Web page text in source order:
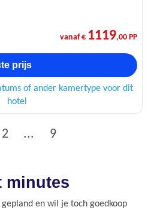
vanaf € 1119,00 PP
prijs
of ander kamertype voor dit
hotel
2 ... 9
minutes
en wil je toch goedkoop